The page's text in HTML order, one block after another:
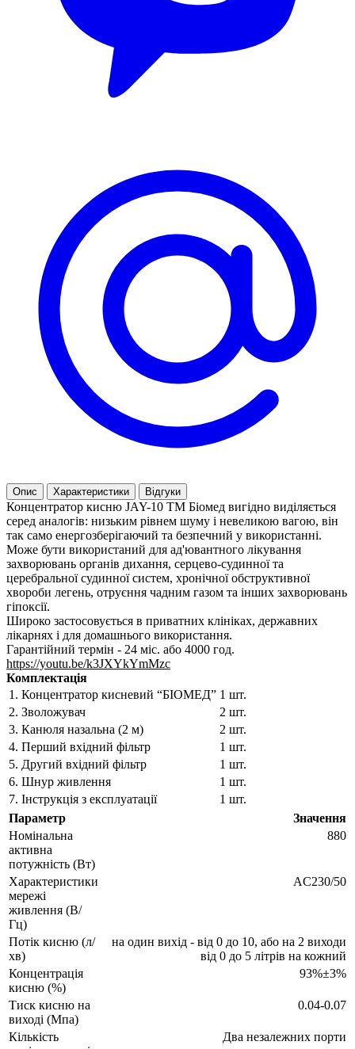
Опис Характеристики Відгуки
Концентратор кисню JAY-10 ТМ Біомед вигідно виділяється
серед аналогів: низьким рівнем шуму і невеликою вагою, він
так само енергозберігаючий та безпечний у використанні.
Може бути використаний для ад'ювантного лікування
захворювань органів дихання, серцево-судинної та
церебральної судинної систем, хронічної обструктивної
хвороби легень, отруєння чадним газом та інших захворювань
гіпоксії.
Широко застосовується в приватних клініках, державних
лікарнях і для домашнього використання.
Гарантійний термін - 24 міс. або 4000 год.
https://youtu.be/k3JXYkYmMzc
Комплектація
1. Концентратор кисневий “БІОМЕД” 1 шт.
2. Зволожувач
2 шт.
3. Канюля назальна (2 м)
2 шт.
4. Перший вхідний фільтр
1 шт.
5. Другий вхідний фільтр
1 шт.
6. Шнур живлення
1 шт.
7. Інструкція з експлуатації
1 шт.
Параметр
Значення
Номінальна
активна
потужність (Вт)
880
Характеристики
мережі
живлення (В/
Гц)
AC230/50
Потік кисню (л/
хв)
на один вихід - від 0 до 10, або на 2 виходи
від 0 до 5 літрів на кожний
Концентрація
кисню (%)
93%±3%
Тиск кисню на
виході (Мпа)
0.04-0.07
Кількість
Два незалежних порти